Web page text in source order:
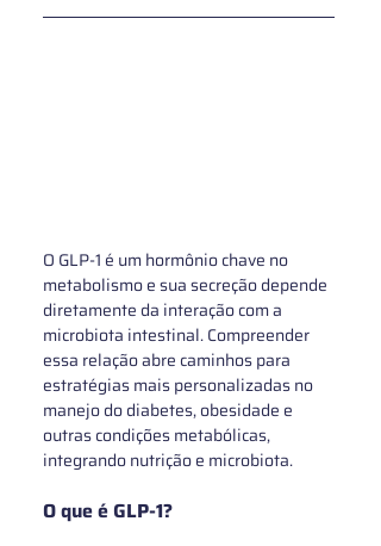
O GLP‑1 é um hormônio chave no
metabolismo e sua secreção depende
diretamente da interação com a
microbiota intestinal. Compreender
essa relação abre caminhos para
estratégias mais personalizadas no
manejo do diabetes, obesidade e
outras condições metabólicas,
integrando nutrição e microbiota.
O que é GLP‑1?